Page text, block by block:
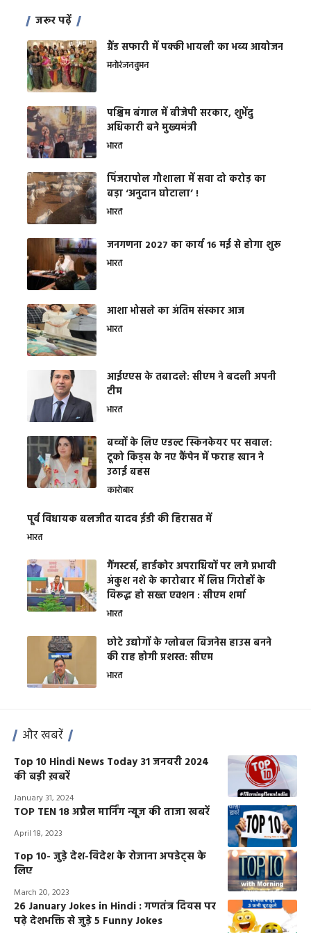
जरूर पढ़ें
ग्रैंड सफारी में पक्की भायली का भव्य आयोजन
मनोरंजनवुमन
पश्चिम बंगाल में बीजेपी सरकार, शुभेंदु
अधिकारी बने मुख्यमंत्री
भारत
​पिंजरापोल गौशाला में सवा दो करोड़ का
बड़ा ‘अनुदान घोटाला’ !
भारत
जनगणना 2027 का कार्य 16 मई से होगा शुरू
भारत
आशा भोसले का अंतिम संस्कार आज
भारत
आईएएस के तबादले: सीएम ने बदली अपनी
टीम
भारत
बच्चों के लिए एडल्ट स्किनकेयर पर सवाल:
टूको किड्स के नए कैंपेन में फराह खान ने
उठाई बहस
कारोबार
पूर्व विधायक बलजीत यादव ईडी की हिरासत में
भारत
गैंगस्टर्स, हार्डकोर अपराधियों पर लगे प्रभावी
अंकुश नशे के कारोबार में लिप्त गिरोहों के
विरूद्ध हो सख्त एक्शन : सीएम शर्मा
भारत
छोटे उद्योगों के ग्लोबल बिजनेस हाउस बनने
की राह होगी प्रशस्त: सीएम
भारत
और खबरें
Top 10 Hindi News Today 31 जनवरी 2024
की बड़ी ख़बरें
January 31, 2024
TOP TEN 18 अप्रैल मार्निंग न्यूज की ताजा खबरें
April 18, 2023
Top 10- जुड़े देश-विदेश के रोजाना अपडेट्स के
लिए
March 20, 2023
26 January Jokes in Hindi : गणतंत्र दिवस पर
पढ़े देशभक्ति से जुड़े 5 Funny Jokes